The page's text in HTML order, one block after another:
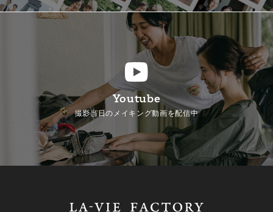
Youtube
撮影当日のメイキング動画を配信中